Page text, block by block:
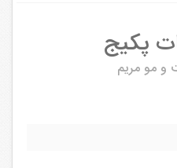
پکیج
و مو مریم